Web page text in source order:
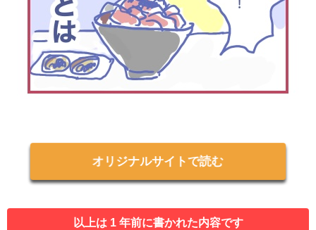
オリジナルサイトで読む
以上は 1 年前に書かれた内容です